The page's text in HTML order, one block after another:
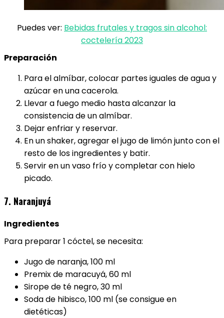
Puedes ver: Bebidas frutales y tragos sin alcohol:
coctelería 2023
Preparación
Para el almíbar, colocar partes iguales de agua y
azúcar en una cacerola.
Llevar a fuego medio hasta alcanzar la
consistencia de un almíbar.
Dejar enfriar y reservar.
En un shaker, agregar el jugo de limón junto con el
resto de los ingredientes y batir.
Servir en un vaso frío y completar con hielo
picado.
7. Naranjuyá
Ingredientes
Para preparar 1 cóctel, se necesita:
Jugo de naranja, 100 ml
Premix de maracuyá, 60 ml
Sirope de té negro, 30 ml
Soda de hibisco, 100 ml (se consigue en
dietéticas)